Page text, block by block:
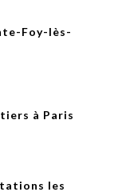
Foy-lès-
à Paris
les